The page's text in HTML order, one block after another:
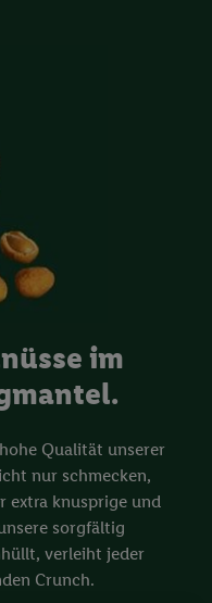
im
Qualität unserer
nur schmecken,
extra knusprige und
sorgfältig
verleiht jeder
Crunch.